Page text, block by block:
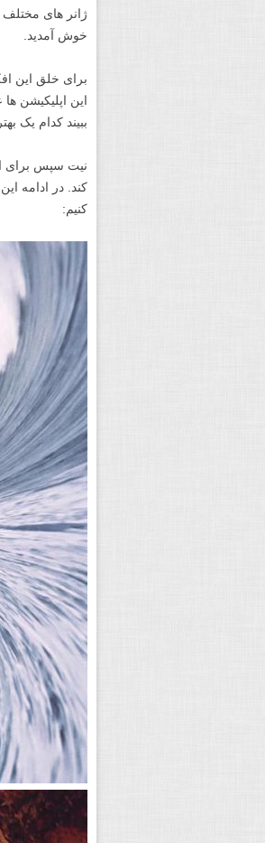
خوش آمدید.
این اپلیکیشن
ببیند کدام یک
کند. در ادامه
کنیم: